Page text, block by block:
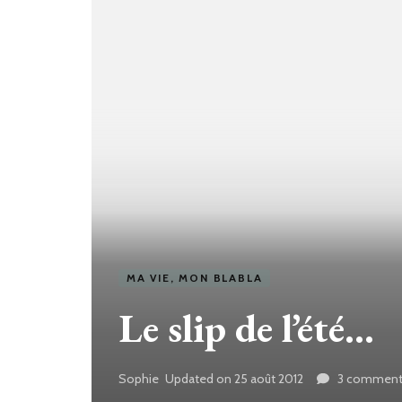
MA VIE, MON BLABLA
Le slip de l’été…
Sophie Updated on 25 août 2012 3